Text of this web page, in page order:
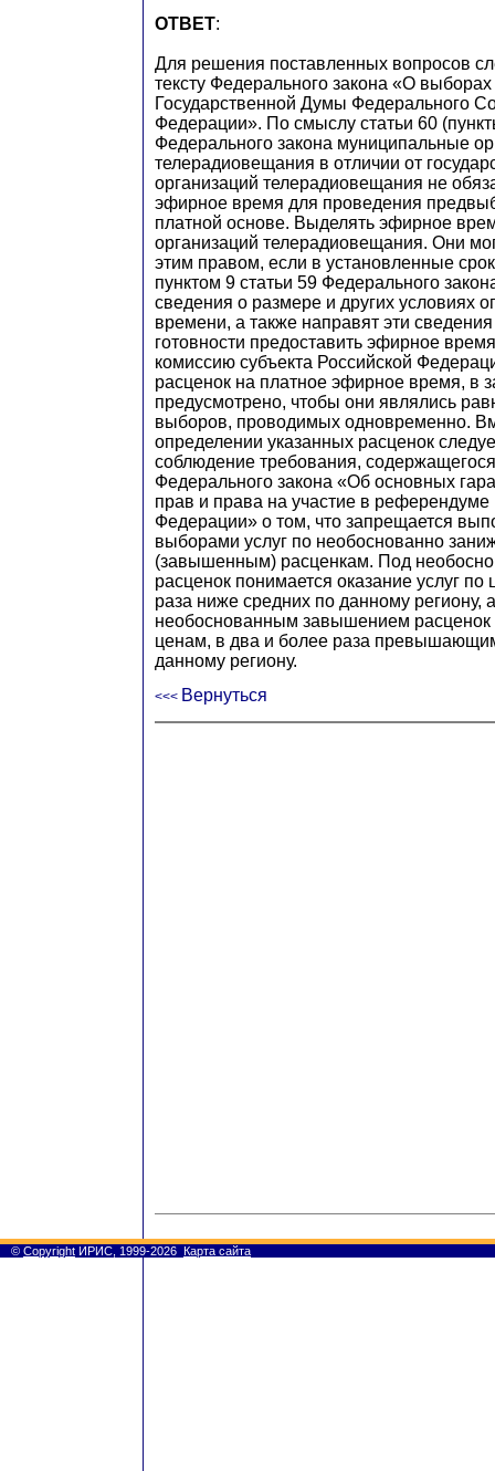
ОТВЕТ:
Для решения поставленных вопросов
тексту Федерального закона «О выборах
Государственной Думы Федерального
Федерации». По смыслу статьи 60
Федерального закона муниципальные
телерадиовещания в отличии от
организаций телерадиовещания не
эфирное время для проведения
платной основе. Выделять эфирное
организаций телерадиовещания. Они
этим правом, если в установленные
пунктом 9 статьи 59 Федерального
сведения о размере и других условиях
времени, а также направят эти
готовности предоставить эфирное
комиссию субъекта Российской
расценок на платное эфирное время, в
предусмотрено, чтобы они являлись
выборов, проводимых одновременно.
определении указанных расценок
соблюдение требования, содержащегося
Федерального закона «Об основных
прав и права на участие в референдуме
Федерации» о том, что запрещается
выборами услуг по необоснованно
(завышенным) расценкам. Под
расценок понимается оказание услуг
раза ниже средних по данному региону,
необоснованным завышением расценок
ценам, в два и более раза
данному региону.
<<< Вернуться
© Copyright ИРИС, 1999-2026 Карта сайта